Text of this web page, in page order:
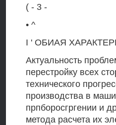
( - 3 -
• ^
I ' ОБИАЯ
Актуальность
перестройку всех
технического
производства в
прпборосгргении и
метода расчета их